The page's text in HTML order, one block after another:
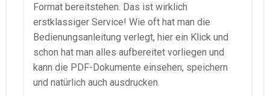
Format bereitstehen. Das ist wirklich
erstklassiger Service! Wie oft hat man die
Bedienungsanleitung verlegt, hier ein Klick und
schon hat man alles aufbereitet vorliegen und
kann die PDF-Dokumente einsehen, speichern
und natürlich auch ausdrucken.